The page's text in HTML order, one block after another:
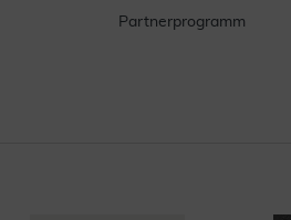
Partnerprogramm